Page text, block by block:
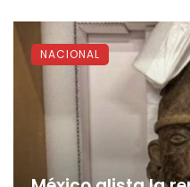
NACIONAL